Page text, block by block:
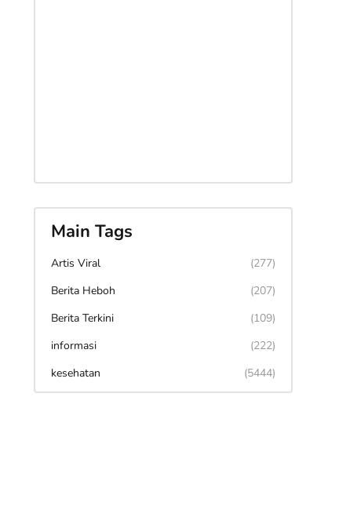
Main Tags
Artis Viral
(277)
Berita Heboh
(207)
Berita Terkini
(109)
informasi
(222)
kesehatan
(5444)